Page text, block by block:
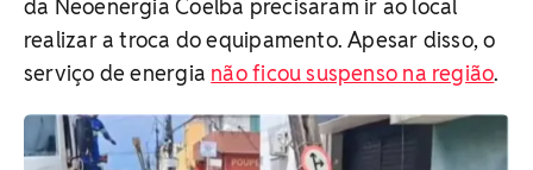
da Neoenergia Coelba precisaram ir ao local
realizar a troca do equipamento. Apesar disso, o
serviço de energia não ficou suspenso na região.